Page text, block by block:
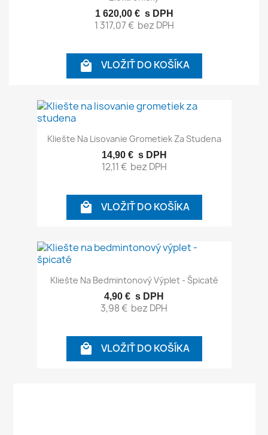
1 620,00 € s DPH
1 317,07 € bez DPH
 VLOŽIŤ DO KOŠÍKA
Kliešte Na Lisovanie Grometiek Za Studena
14,90 € s DPH
12,11 € bez DPH
 VLOŽIŤ DO KOŠÍKA
Kliešte Na Bedmintonový Výplet - Špicaté
4,90 € s DPH
3,98 € bez DPH
 VLOŽIŤ DO KOŠÍKA